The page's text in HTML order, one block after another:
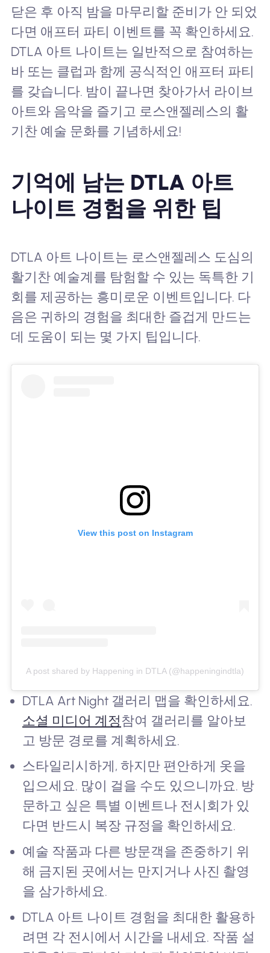
닫은 후 아직 밤을 마무리할 준비가 안 되었
다면 애프터 파티 이벤트를 꼭 확인하세요.
DTLA 아트 나이트는 일반적으로 참여하는
바 또는 클럽과 함께 공식적인 애프터 파티
를 갖습니다. 밤이 끝나면 찾아가서 라이브
아트와 음악을 즐기고 로스앤젤레스의 활
기찬 예술 문화를 기념하세요!
기억에 남는 DTLA 아트
나이트 경험을 위한 팁
DTLA 아트 나이트는 로스앤젤레스 도심의
활기찬 예술계를 탐험할 수 있는 독특한 기
회를 제공하는 흥미로운 이벤트입니다. 다
음은 귀하의 경험을 최대한 즐겁게 만드는
데 도움이 되는 몇 가지 팁입니다.
View this post on Instagram
A post shared by Happening in DTLA (@happeningindtla)
DTLA Art Night 갤러리 맵을 확인하세요.
소셜 미디어 계정참여 갤러리를 알아보
고 방문 경로를 계획하세요.
스타일리시하게, 하지만 편안하게 옷을
입으세요. 많이 걸을 수도 있으니까요. 방
문하고 싶은 특별 이벤트나 전시회가 있
다면 반드시 복장 규정을 확인하세요.
예술 작품과 다른 방문객을 존중하기 위
해 금지된 곳에서는 만지거나 사진 촬영
을 삼가하세요.
DTLA 아트 나이트 경험을 최대한 활용하
려면 각 전시에서 시간을 내세요. 작품 설